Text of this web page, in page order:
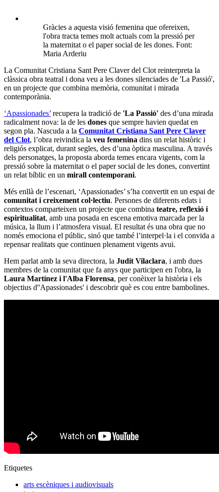
Gràcies a aquesta visió femenina que ofereixen,
l'obra tracta temes molt actuals com la pressió per
la maternitat o el paper social de les dones. Font:
Maria Arderiu
La Comunitat Cristiana Sant Pere Claver del Clot reinterpreta la
clàssica obra teatral i dona veu a les dones silenciades de 'La Passió',
en un projecte que combina memòria, comunitat i mirada
contemporània.
‘Apassionades’ recupera la tradició de 'La Passió' des d’una mirada
radicalment nova: la de les dones que sempre havien quedat en
segon pla. Nascuda a la Comunitat Cristiana Sant Pere Claver
del Clot, l’obra reivindica la veu femenina dins un relat històric i
religiós explicat, durant segles, des d’una òptica masculina. A través
dels personatges, la proposta aborda temes encara vigents, com la
pressió sobre la maternitat o el paper social de les dones, convertint
un relat bíblic en un mirall contemporani.
Més enllà de l’escenari, ‘Apassionades’ s’ha convertit en un espai de
comunitat i creixement col·lectiu. Persones de diferents edats i
contextos comparteixen un projecte que combina teatre, reflexió i
espiritualitat, amb una posada en escena emotiva marcada per la
música, la llum i l’atmosfera visual. El resultat és una obra que no
només emociona el públic, sinó que també l’interpel·la i el convida a
repensar realitats que continuen plenament vigents avui.
Hem parlat amb la seva directora, la Judit Vilaclara, i amb dues
membres de la comunitat que fa anys que participen en l'obra, la
Laura Martínez i l'Alba Florensa, per conèixer la història i els
objectius d''Apassionades' i descobrir què es cou entre bambolines.
Etiquetes
arts escèniques i audiovisuals